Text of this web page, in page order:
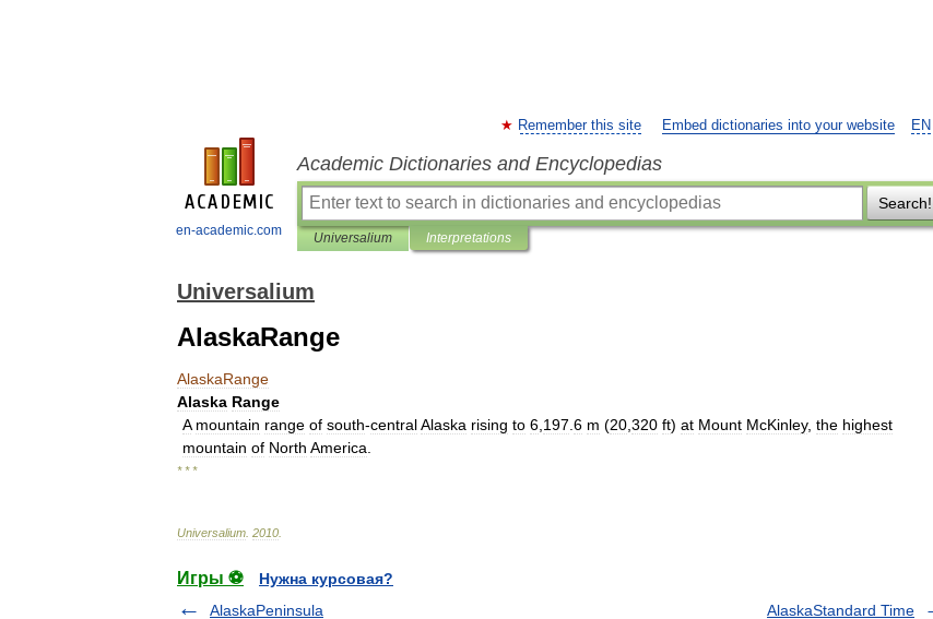
en-academic.com
EN
Remember this site Embed dictionaries into your website
Academic Dictionaries and Encyclopedias
Search!
Universalium Interpretations
Universalium
AlaskaRange
AlaskaRange
Alaska Range
A mountain range of south-centralAlaska rising to 6 197 6 m (20 320 ft) at Mount McKinley, the highest
mountain of North America
* * *
Universalium 2010
Игры ⚽
Нужна курсовая?
AlaskaPeninsula
AlaskaStandard Time